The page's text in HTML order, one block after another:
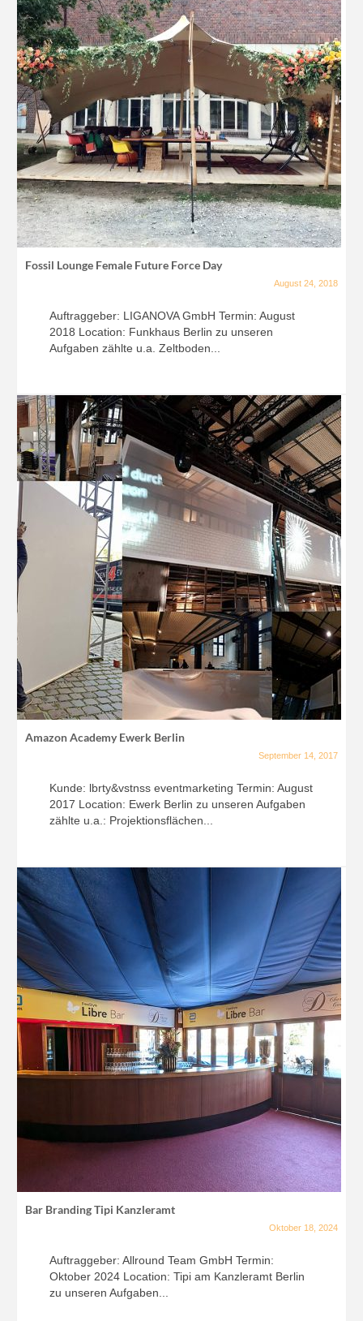
Fossil Lounge Female Future Force Day
August 24, 2018
Auftraggeber: LIGANOVA GmbH Termin: August
2018 Location: Funkhaus Berlin zu unseren
Aufgaben zählte u.a. Zeltboden...
Amazon Academy Ewerk Berlin
September 14, 2017
Kunde: lbrty&vstnss eventmarketing Termin: August
2017 Location: Ewerk Berlin zu unseren Aufgaben
zählte u.a.: Projektionsflächen...
Bar Branding Tipi Kanzleramt
Oktober 18, 2024
Auftraggeber: Allround Team GmbH Termin:
Oktober 2024 Location: Tipi am Kanzleramt Berlin
zu unseren Aufgaben...